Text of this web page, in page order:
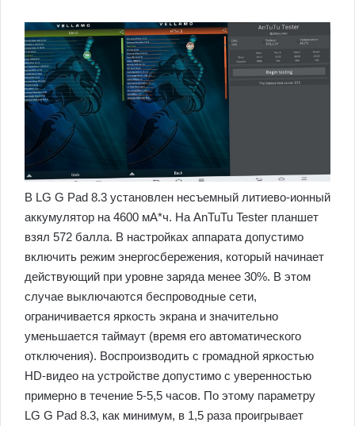
В LG G Pad 8.3 установлен несъемный литиево-ионный
аккумулятор на 4600 мА*ч. На AnTuTu Tester планшет
взял 572 балла. В настройках аппарата допустимо
включить режим энергосбережения, который начинает
действующий при уровне заряда менее 30%. В этом
случае выключаются беспроводные сети,
ограничивается яркость экрана и значительно
уменьшается таймаут (время его автоматического
отключения). Воспроизводить с громадной яркостью
HD-видео на устройстве допустимо с уверенностью
примерно в течение 5-5,5 часов. По этому параметру
LG G Pad 8.3, как минимум, в 1,5 раза проигрывает